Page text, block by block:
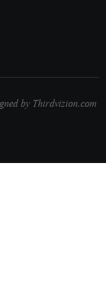
by Thirdvizion.com